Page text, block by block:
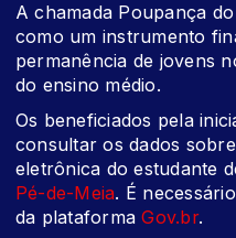
A chamada Poupança
como um instrumento
permanência de jovens
do ensino médio.
Os beneficiados pela
consultar os dados
eletrônica do estudante
Pé-de-Meia. É
da plataformaGov.br.